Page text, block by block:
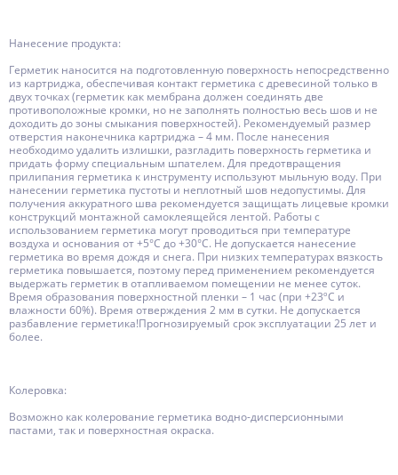
Нанесение продукта:
Герметик наносится на подготовленную поверхность непосредственно
из картриджа, обеспечивая контакт герметика с древесиной только в
двух точках (герметик как мембрана должен соединять две
противоположные кромки, но не заполнять полностью весь шов и не
доходить до зоны смыкания поверхностей). Рекомендуемый размер
отверстия наконечника картриджа – 4 мм. После нанесения
необходимо удалить излишки, разгладить поверхность герметика и
придать форму специальным шпателем. Для предотвращения
прилипания герметика к инструменту используют мыльную воду. При
нанесении герметика пустоты и неплотный шов недопустимы. Для
получения аккуратного шва рекомендуется защищать лицевые кромки
конструкций монтажной самоклеящейся лентой. Работы с
использованием герметика могут проводиться при температуре
воздуха и основания от +5°С до +30°С. Не допускается нанесение
герметика во время дождя и снега. При низких температурах вязкость
герметика повышается, поэтому перед применением рекомендуется
выдержать герметик в отапливаемом помещении не менее суток.
Время образования поверхностной пленки – 1 час (при +23ºС и
влажности 60%). Время отверждения 2 мм в сутки. Не допускается
разбавление герметика!Прогнозируемый срок эксплуатации 25 лет и
более.
Колеровка:
Возможно как колерование герметика водно-дисперсионными
пастами, так и поверхностная окраска.